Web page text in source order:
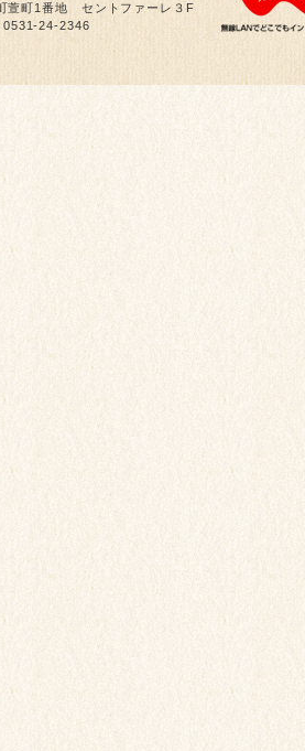
萱町1番地 セントファーレ３F
24-2346